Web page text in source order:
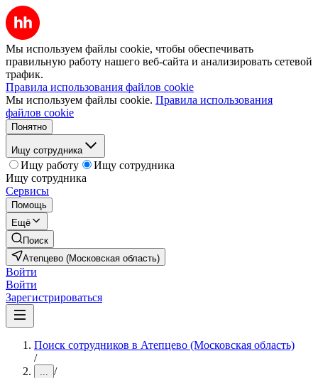
Мы используем файлы cookie, чтобы обеспечивать
правильную работу нашего веб-сайта и анализировать сетевой
трафик.
Правила использования файлов cookie
Мы используем файлы cookie. Правила использования
файлов cookie
Понятно
Ищу сотрудника
Ищу работу
Ищу сотрудника
Ищу сотрудника
Сервисы
Помощь
Ещё
Поиск
Атепцево (Московская область)
Войти
Войти
Зарегистрироваться
Поиск сотрудников в Атепцево (Московская область)
/
... /